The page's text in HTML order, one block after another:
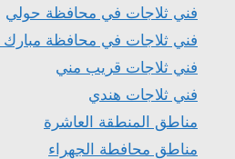
فني ثلاجات في محافظة حولي
فني ثلاجات في محافظة مبارك
فني ثلاجات قريب مني
فني ثلاجات هندي
مناطق المنطقة العاشرة
مناطق محافطة الجهراء